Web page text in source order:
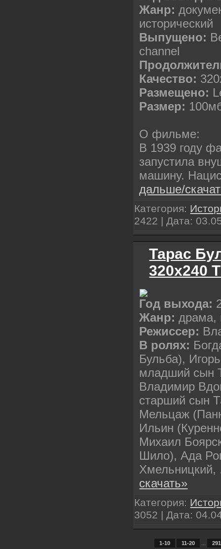
Жанр:
исторический
Выпущено:
channel
Качество:
Размещено:
Размер:
О фильме:
В 1939 году
запустила
машину.
дальше/
Категория:
2422 | Дата:
Тарас
320x240
Год выхода:
Жанр:драма,
Режисcер:
В ролях:
Бульба),
младший сын
Владимир
старший сын
Мельцаж
Ильин
Михаил
Шило), Ада
Хмельницкий,
скачать»
Категория:
3052 | Дата:
1-10 11-20